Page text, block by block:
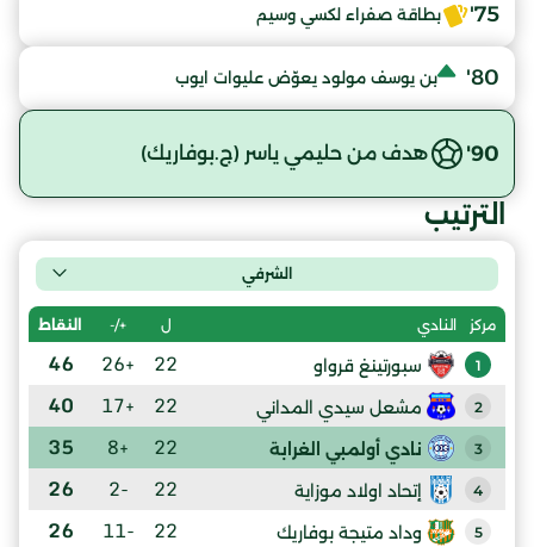
75' بطاقة صفراء لكسي وسيم
80' بن يوسف مولود يعوّض عليوات ايوب
90' هدف من حليمي ياسر (ج.بوفاريك)
الترتيب
الشرفي
مركز النادي ل +/- النقاط
1 سبورتينغ قرواو 22
+26
46
2 مشعل سيدي المداني 22
+17
40
3 نادي أولمبي الغرابة 22
+8
35
4 إتحاد اولاد موزاية 22
-2
26
5 وداد متيجة بوفاريك 22
-11
26